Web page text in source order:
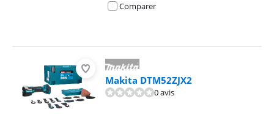
Comparer
Makita DTM52ZJX2
0 avis